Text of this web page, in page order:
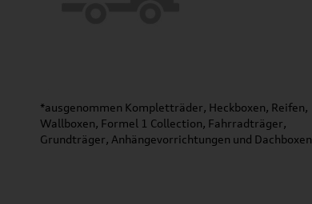
*ausgenommen Kompletträder, Heckboxen, Reifen,
Wallboxen, Formel 1 Collection, Fahrradträger,
Grundträger, Anhängevorrichtungen und Dachboxen